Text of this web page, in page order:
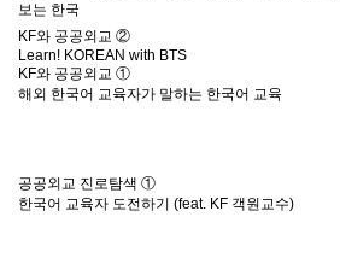
보는 한국
KF와 공공외교 ②
Learn! KOREAN with BTS
KF와 공공외교 ①
해외 한국어 교육자가 말하는 한국어 교육
공공외교 진로탐색 ①
한국어 교육자 도전하기 (feat. KF 객원교수)